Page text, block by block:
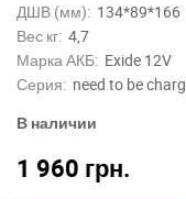
ДШВ (мм): 134*89*166
Вес кг: 4,7
Марка АКБ: Exide 12V
Серия: need to be
В наличии
1 960 грн.